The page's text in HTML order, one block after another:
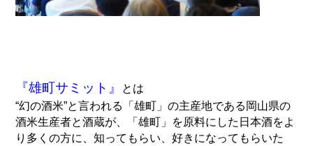
『雄町サミット』
とは
“幻の酒米”と言われる「雄町」の主産地である岡山県の
酒米生産者と酒蔵が、「雄町」を原料にした日本酒をよ
り多くの方に、知ってもらい、好きになってもらいた